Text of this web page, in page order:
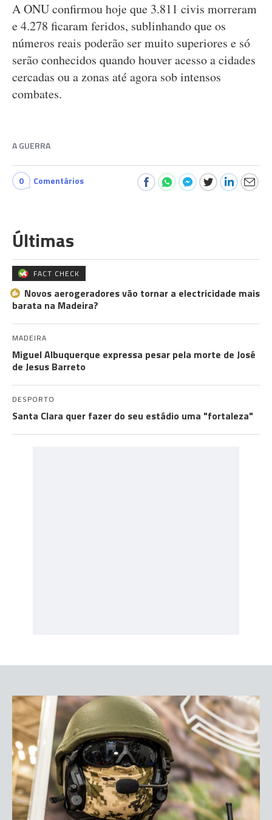
A ONU confirmou hoje que 3.811 civis morreram
e 4.278 ficaram feridos, sublinhando que os
números reais poderão ser muito superiores e só
serão conhecidos quando houver acesso a cidades
cercadas ou a zonas até agora sob intensos
combates.
A GUERRA
0 Comentários
Últimas
FACT CHECK
Novos aerogeradores vão tornar a electricidade mais
barata na Madeira?
MADEIRA
Miguel Albuquerque expressa pesar pela morte de José
de Jesus Barreto
DESPORTO
Santa Clara quer fazer do seu estádio uma "fortaleza"